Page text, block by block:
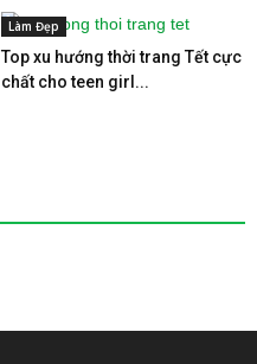
Làm Đẹp
Top xu hướng thời trang Tết cực
chất cho teen girl...